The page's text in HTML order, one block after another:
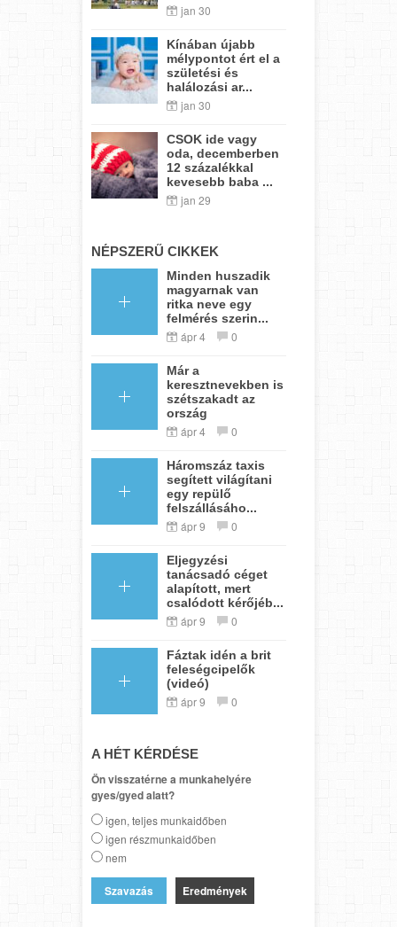
jan 30
Kínában újabb
mélypontot ért el a
születési és
halálozási ar...
jan 30
CSOK ide vagy
oda, decemberben
12 százalékkal
kevesebb baba ...
jan 29
NÉPSZERŰ CIKKEK
Minden huszadik
magyarnak van
ritka neve egy
felmérés szerin...
ápr 4 0
Már a
keresztnevekben is
szétszakadt az
ország
ápr 4 0
Háromszáz taxis
segített világítani
egy repülő
felszállásáho...
ápr 9 0
Eljegyzési
tanácsadó céget
alapított, mert
csalódott kérőjéb...
ápr 9 0
Fáztak idén a brit
feleségcipelők
(videó)
ápr 9 0
A HÉT KÉRDÉSE
Ön visszatérne a munkahelyére
gyes/gyed alatt?
igen, teljes munkaidőben
igen részmunkaidőben
nem
Eredmények